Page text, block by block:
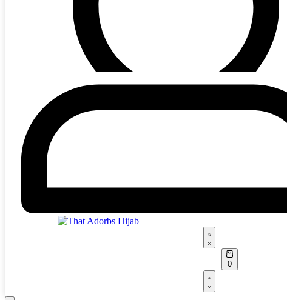
Search
0Open
cart
Open
Account
details